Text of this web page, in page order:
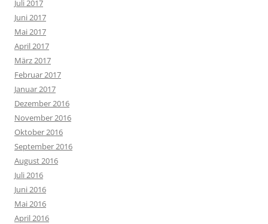
Juli 2017
Juni 2017
Mai 2017
April 2017
März 2017
Februar 2017
Januar 2017
Dezember 2016
November 2016
Oktober 2016
September 2016
August 2016
Juli 2016
Juni 2016
Mai 2016
April 2016